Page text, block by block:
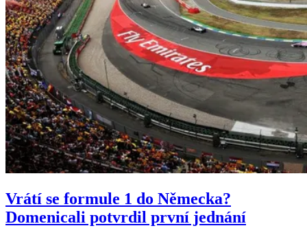
Vrátí se formule 1 do Německa?
Domenicali potvrdil první jednání